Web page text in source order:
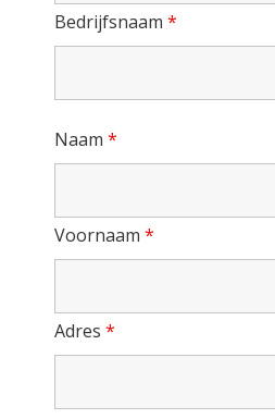
Bedrijfsnaam *
Naam *
Voornaam *
Adres *